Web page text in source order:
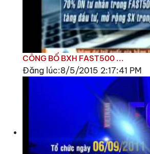
CÔNG BỐ BXH FAST500 ...
Đăng lúc:8/5/2015 2:17:41 PM